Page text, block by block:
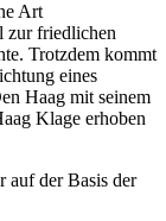
Art
zur friedlichen
Trotzdem kommt
eines
Haag mit seinem
Klage erhoben
auf der Basis der